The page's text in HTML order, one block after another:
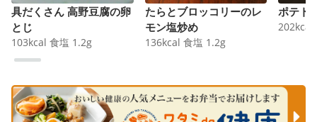
具だくさん 高野豆腐の卵
とじ
103kcal 食塩 1.2g
たらとブロッコリーのレ
モン塩炒め
136kcal 食塩 1.2g
ポテト
202kcal